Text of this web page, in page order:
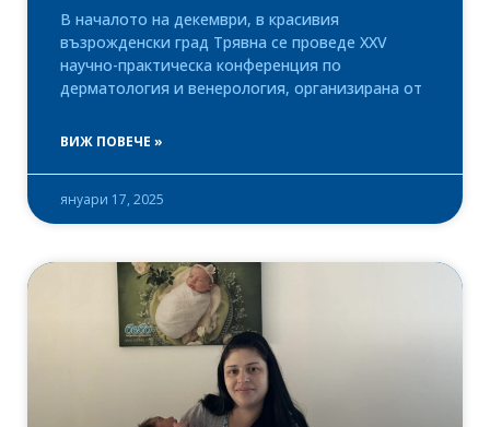
В началото на декември, в красивия
възрожденски град Трявна се проведе XXV
научно-практическа конференция по
дерматология и венерология, организирана от
ВИЖ ПОВЕЧЕ »
януари 17, 2025